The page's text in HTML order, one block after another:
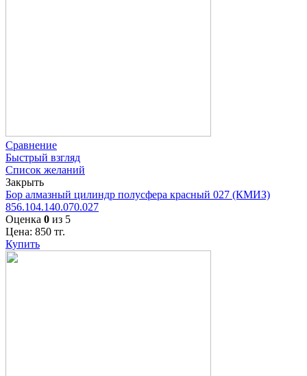
Сравнение
Быстрый взгляд
Список желаний
Закрыть
Бор алмазный цилиндр полусфера красный 027 (КМИЗ)
856.104.140.070.027
Оценка 0 из 5
Цена: 850 тг.
Купить